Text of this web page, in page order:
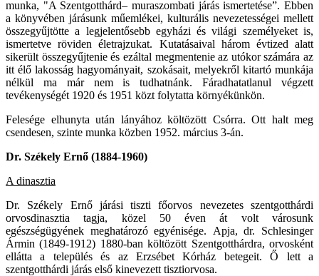
munka, "A Szentgotthárd– muraszombati járás ismertetése”. Ebben
a könyvében járásunk műemlékei, kulturális nevezetességei mellett
összegyűjtötte a legjelentősebb egyházi és világi személyeket is,
ismertetve röviden életrajzukat. Kutatásaival három évtized alatt
sikerült összegyűjtenie és ezáltal megmentenie az utókor számára az
itt élő lakosság hagyományait, szokásait, melyekről kitartó munkája
nélkül ma már nem is tudhatnánk. Fáradhatatlanul végzett
tevékenységét 1920 és 1951 közt folytatta környékünkön.
Felesége elhunyta után lányához költözött Csórra. Ott halt meg
csendesen, szinte munka közben 1952. március 3-án.
Dr. Székely Ernő (1884-1960)
A dinasztia
Dr. Székely Ernő járási tiszti főorvos nevezetes szentgotthárdi
orvosdinasztia tagja, közel 50 éven át volt városunk
egészségügyének meghatározó egyénisége. Apja, dr. Schlesinger
Ármin (1849-1912) 1880-ban költözött Szentgotthárdra, orvosként
ellátta a település és az Erzsébet Kórház betegeit. Ő lett a
szentgotthárdi járás első kinevezett tisztiorvosa.